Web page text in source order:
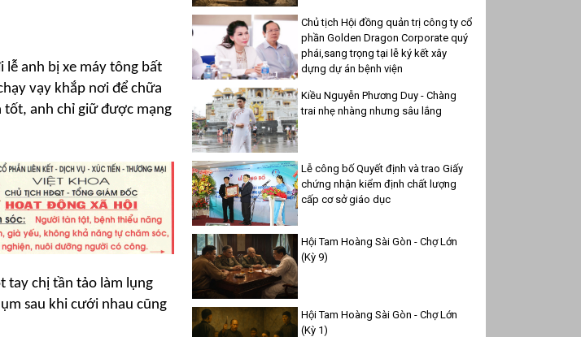
anh bị xe máy tông bất
vạy khắp nơi để chữa
tốt, anh chỉ giữ được mạng
tay chị tần tảo làm lụng
sau khi cưới nhau cũng
Chủ tịch Hội đồng quản trị công ty cổ
phần Golden Dragon Corporate quý
phái,sang trọng tại lễ ký kết xây
dựng dự án bệnh viện
Kiều Nguyễn Phương Duy - Chàng
trai nhẹ nhàng nhưng sâu lắng
Lễ công bố Quyết định và trao Giấy
chứng nhận kiểm định chất lượng
cấp cơ sở giáo dục
Hội Tam Hoàng Sài Gòn - Chợ Lớn
(Kỳ 9)
Hội Tam Hoàng Sài Gòn - Chợ Lớn
(Kỳ 1)